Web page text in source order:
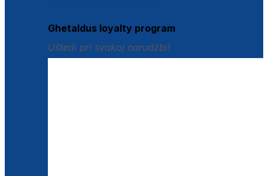
Ghetaldus loyalty program
Uštedi pri svakoj narudžbi!